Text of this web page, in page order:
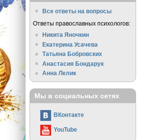
Все ответы на вопросы
Ответы православных психологов:
Никита Яночкин
Екатерина Усачева
Татьяна Бобровских
Анастасия Бондарук
Анна Лелик
Мы в социальных сетях
ВКонтакте
YouTube